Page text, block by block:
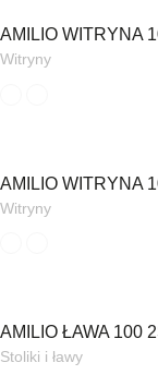
AMILIO WITRYNA
Witryny
AMILIO WITRYNA
Witryny
AMILIO ŁAWA 100
Stoliki i ławy